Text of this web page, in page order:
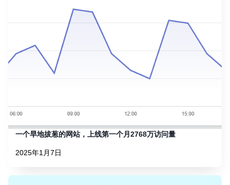
一个旱地拔葱的网站，上线第一个月2768万访问量
2025年1月7日